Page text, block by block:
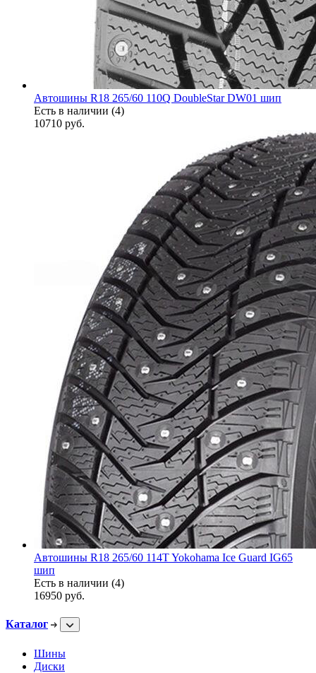
Автошины R18 265/60 110Q DoubleStar DW01 шип
Есть в наличии (4)
10710 руб.
Автошины R18 265/60 114T Yokohama Ice Guard IG65
шип
Есть в наличии (4)
16950 руб.
Каталог
Шины
Диски